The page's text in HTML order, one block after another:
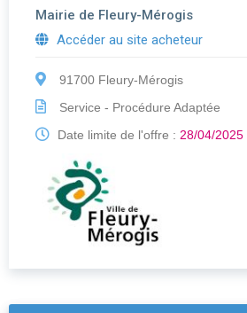
Mairie de Fleury-Mérogis
Accéder au site acheteur
91700 Fleury-Mérogis
Service - Procédure Adaptée
Date limite de l'offre : 28/04/2025